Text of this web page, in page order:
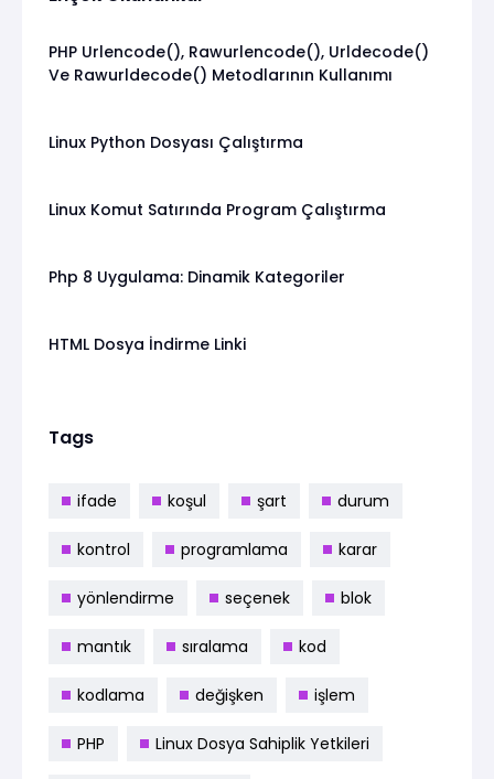
PHP Urlencode(), Rawurlencode(), Urldecode()
Ve Rawurldecode() Metodlarının Kullanımı
Linux Python Dosyası Çalıştırma
Linux Komut Satırında Program Çalıştırma
Php 8 Uygulama: Dinamik Kategoriler
HTML Dosya İndirme Linki
Tags
ifade koşul şart durum
kontrol programlama karar
yönlendirme seçenek blok
mantık sıralama kod
kodlama değişken işlem
PHP Linux Dosya Sahiplik Yetkileri